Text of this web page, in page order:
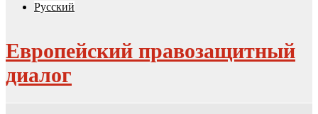
Русский
Европейский правозащитный
диалог